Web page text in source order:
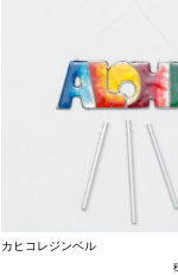
カヒコレジンベル